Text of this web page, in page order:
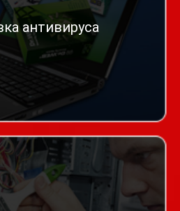
антивируса